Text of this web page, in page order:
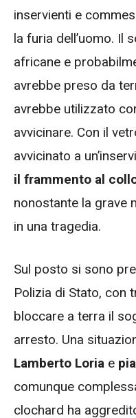
inservienti e
la furia dell’uomo. Il
africane e
avrebbe preso da
avrebbe utilizzato
avvicinare. Con il
avvicinato a
il frammento al
nonostante la grave
in una tragedia.
Sul posto si sono
Polizia di Stato, con
bloccare a terra il
arresto. Una
Lamberto Loria e
comunque
clochard ha